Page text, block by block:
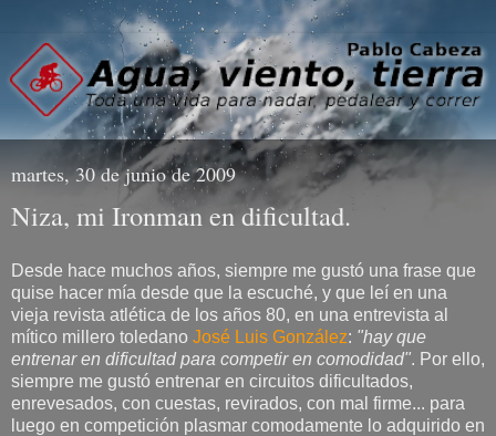
martes, 30 de junio de 2009
Niza, mi Ironman en dificultad.
Desde hace muchos años, siempre me gustó una frase que
quise hacer mía desde que la escuché, y que leí en una
vieja revista atlética de los años 80, en una entrevista al
mítico millero toledano José Luis González: "hay que
entrenar en dificultad para competir en comodidad". Por ello,
siempre me gustó entrenar en circuitos dificultados,
enrevesados, con cuestas, revirados, con mal firme... para
luego en competición plasmar comodamente lo adquirido en